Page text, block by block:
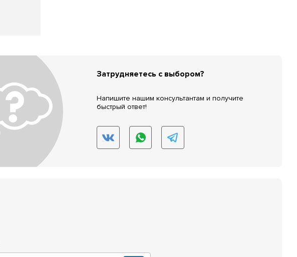
Затрудняетесь с выбором?
Напишите нашим консультантам и получите
быстрый ответ!